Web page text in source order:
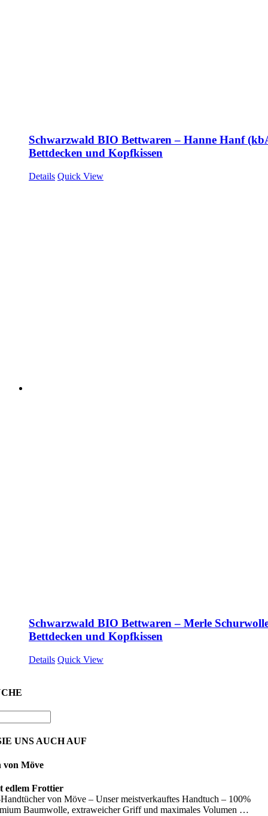
Schwarzwald BIO Bettwaren – Hanne Hanf
Bettdecken und Kopfkissen
Details Quick View
Schwarzwald BIO Bettwaren – Merle
Bettdecken und Kopfkissen
Details Quick View
UNS AUCH AUF
von Möve
edlem Frottier
von Möve – Unser meistverkauftes Handtuch – 100%
Baumwolle, extraweicher Griff und maximales Volumen …